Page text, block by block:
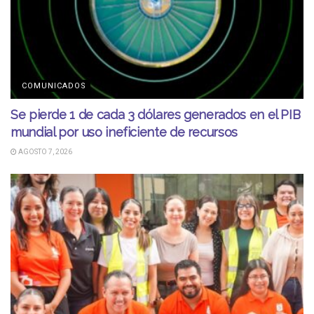
COMUNICADOS
Se pierde 1 de cada 3 dólares generados en el PIB
mundial por uso ineficiente de recursos
AGOSTO 7, 2026